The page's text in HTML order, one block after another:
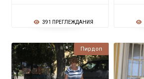
391 ПРЕГЛЕЖДАНИЯ
Пирдоп